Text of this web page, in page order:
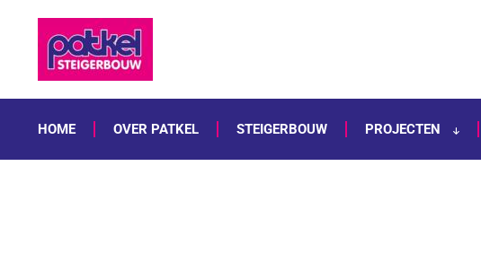
HOME OVER PATKEL STEIGERBOUW PROJECTEN